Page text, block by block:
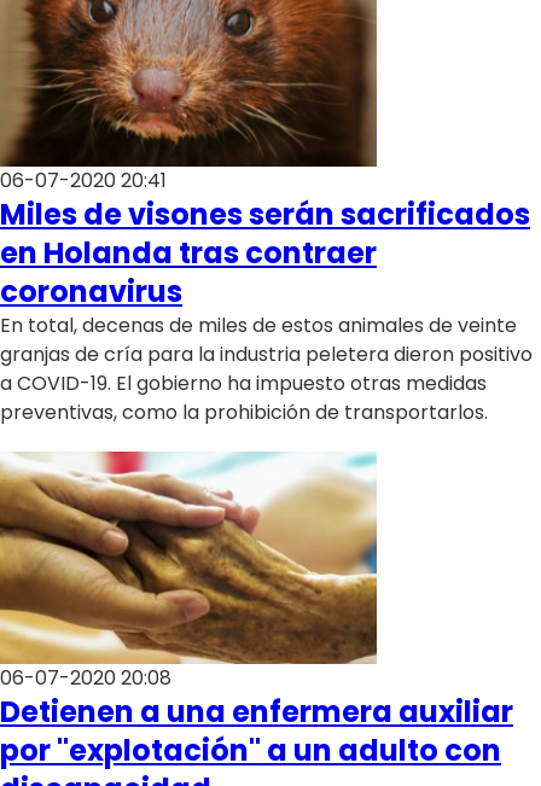
06-07-2020 20:41
Miles de visones serán sacrificados
en Holanda tras contraer
coronavirus
En total, decenas de miles de estos animales de veinte
granjas de cría para la industria peletera dieron positivo
a COVID-19. El gobierno ha impuesto otras medidas
preventivas, como la prohibición de transportarlos.
06-07-2020 20:08
Detienen a una enfermera auxiliar
por "explotación" a un adulto con